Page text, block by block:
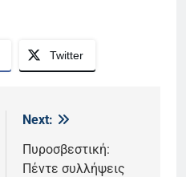
Twitter
Next:
Πυροσβεστική:
Πέντε συλλήψεις